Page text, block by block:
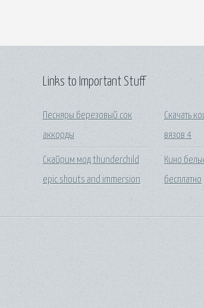
Links to Important Stuff
Песняры березовый сок
аккорды
Скайрим мод thunderchild
epic shouts and immersion
Скачать
вязов 4
Кино
бесплатно